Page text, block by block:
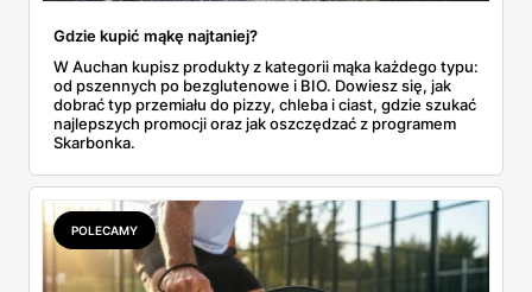
Gdzie kupić mąkę najtaniej?
W Auchan kupisz produkty z kategorii mąka każdego typu:
od pszennych po bezglutenowe i BIO. Dowiesz się, jak
dobrać typ przemiału do pizzy, chleba i ciast, gdzie szukać
najlepszych promocji oraz jak oszczędzać z programem
Skarbonka.
POLECAMY